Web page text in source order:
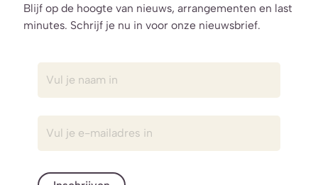
Blijf op de hoogte van nieuws, arrangementen en last
minutes. Schrijf je nu in voor onze nieuwsbrief.